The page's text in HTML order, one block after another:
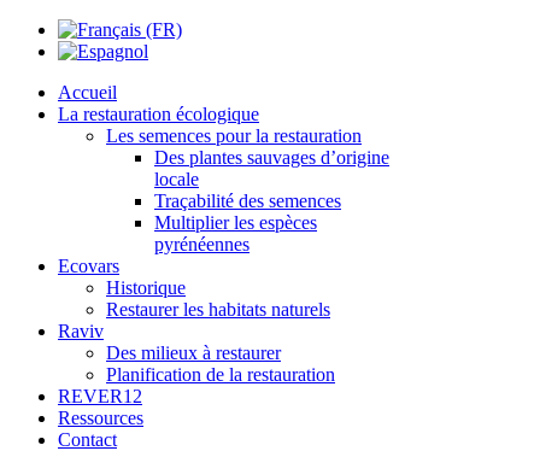
Accueil
La restauration écologique
Les semences pour la restauration
Des plantes sauvages d’origine
locale
Traçabilité des semences
Multiplier les espèces
pyrénéennes
Ecovars
Historique
Restaurer les habitats naturels
Raviv
Des milieux à restaurer
Planification de la restauration
REVER12
Ressources
Contact